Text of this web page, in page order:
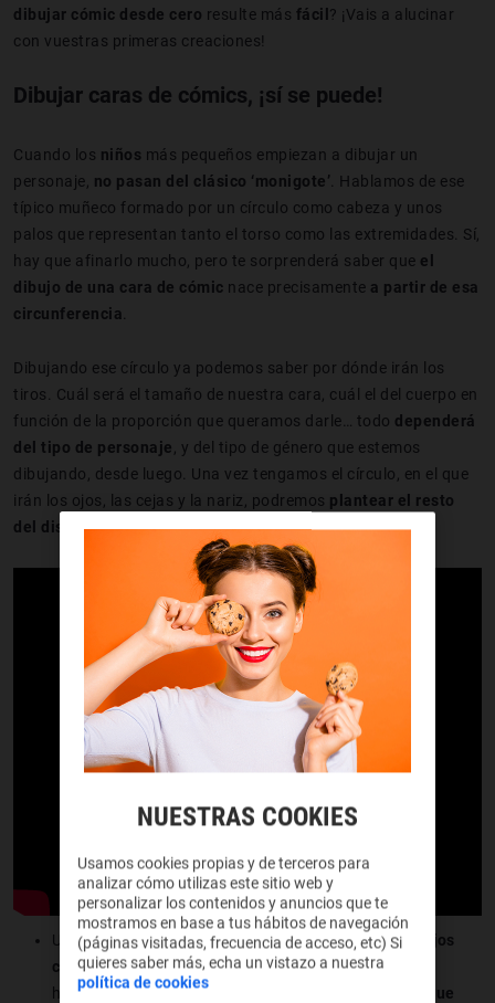
dibujar cómic desde cero resulte más fácil? ¡Vais a alucinar
con vuestras primeras creaciones!
Dibujar caras de cómics, ¡sí se puede!
Cuando los niños más pequeños empiezan a dibujar un
personaje, no pasan del clásico ‘monigote’ . Hablamos de ese
típico muñeco formado por un círculo como cabeza y unos
palos que representan tanto el torso como las extremidades. Sí,
hay que afinarlo mucho, pero te sorprenderá saber que el
dibujo de una cara de cómic nace precisamente a partir de esa
circunferencia
Dibujando ese círculo ya podemos saber por dónde irán los
tiros. Cuál será el tamaño de nuestra cara, cuál el del cuerpo en
función de la proporción que queramos darle… todo dependerá
del tipo de personaje , y del tipo de género que estemos
dibujando, desde luego. Una vez tengamos el círculo, en el que
irán los ojos, las cejas y la nariz, podremos plantear el resto
del diseño, pero vayamos paso a paso.
Una vez tengamos nuestra esfera, tocaráplantear los ojos
con dos óvalosligeramente inclinados hacia afuera. Lo
haremos hacia el tercio inferior del círculo, y lo mejor es
que
NUESTRAS COOKIES
Usamos cookies propias y de terceros para
analizar cómo utilizas este sitio web y
personalizar los contenidos y anuncios que te
mostramos en base a tus hábitos de navegación
(páginas visitadas, frecuencia de acceso, etc) Si
quieres saber más, echa un vistazo a nuestra
política de cookies